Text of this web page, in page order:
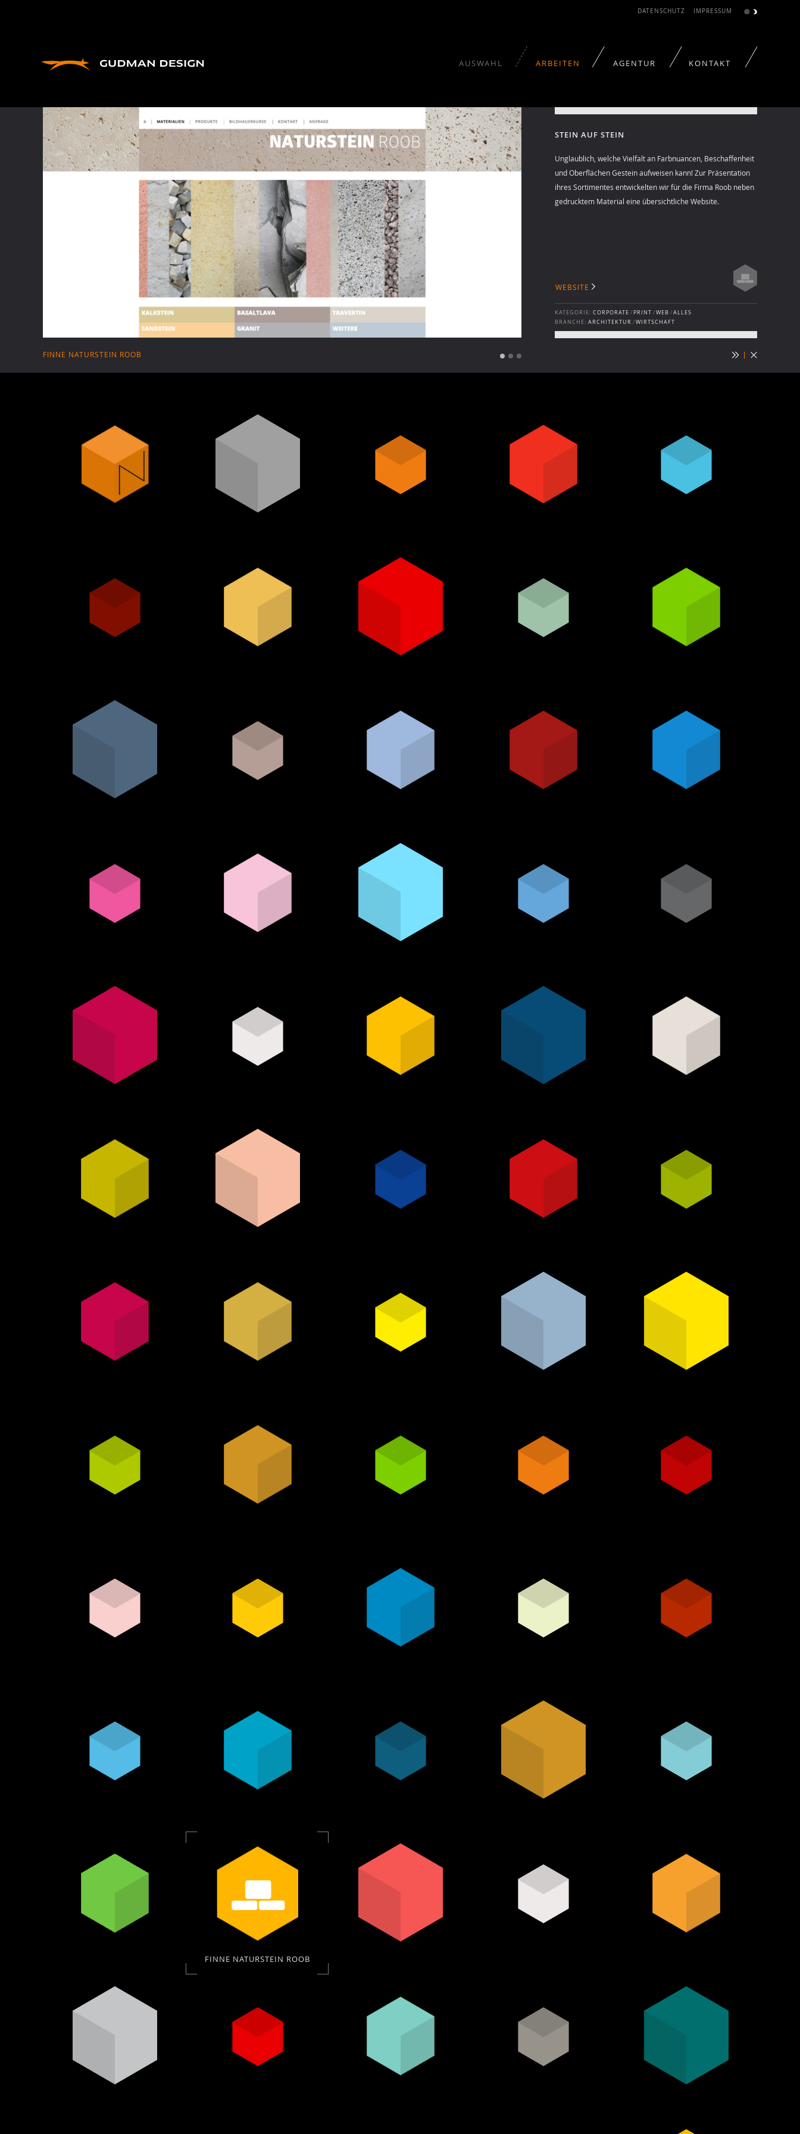
AUSWAHL ARBEITEN AGENTUR KONTAKT
DATENSCHUTZ IMPRESSUM
STEIN AUF STEIN
Unglaublich, welche Vielfalt an Farbnuancen, Beschaffenheit
und Oberflächen Gestein aufweisen kann! Zur Präsentation
ihres Sortimentes entwickelten wir für die Firma Roob neben
gedrucktem Material eine übersichtliche Website.
WEBSITE
KATEGORIE: CORPORATE / PRINT /WEB /ALLES
BRANCHE: ARCHITEKTUR /WIRTSCHAFT
FINNE NATURSTEIN ROOB
FINNE NATURSTEIN ROOB